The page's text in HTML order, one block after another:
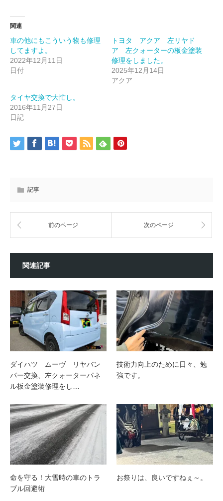
関連
車の他にもこういう物も修理
してますよ。
2022年12月11日
日付
トヨタ アクア 左リヤド
ア 左クォーターの板金塗装
修理をしました。
2025年12月14日
アクア
タイヤ交換で大忙し。
2016年11月27日
日記
記事
前のページ 次のページ
関連記事
ダイハツ ムーヴ リヤバン
パー交換、左クォーターパネ
ル板金塗装修理をし…
技術力向上のために日々、勉
強です。
命を守る！大雪時の車のトラ
ブル回避術
お祭りは、良いですねぇ～。